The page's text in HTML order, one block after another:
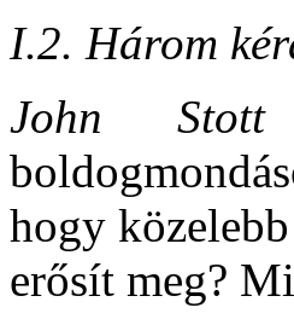
I.2. Három
John Stott
hogy
erősít meg?